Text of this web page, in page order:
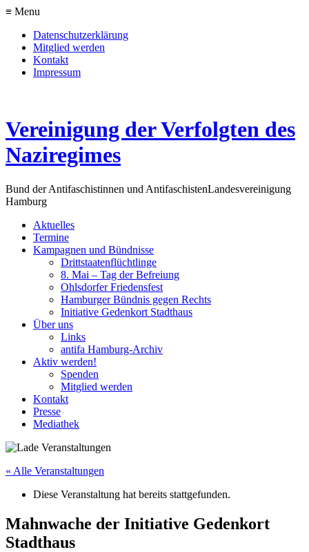
≡ Menu
Datenschutzerklärung
Mitglied werden
Kontakt
Impressum
Vereinigung der Verfolgten des
Naziregimes
Bund der Antifaschistinnen und AntifaschistenLandesvereinigung
Hamburg
Aktuelles
Termine
Kampagnen und Bündnisse
Drittstaatenflüchtlinge
8. Mai – Tag der Befreiung
Ohlsdorfer Friedensfest
Hamburger Bündnis gegen Rechts
Initiative Gedenkort Stadthaus
Über uns
Links
antifa Hamburg-Archiv
Aktiv werden!
Spenden
Mitglied werden
Kontakt
Presse
Mediathek
« Alle Veranstaltungen
Diese Veranstaltung hat bereits stattgefunden.
Mahnwache der Initiative Gedenkort
Stadthaus